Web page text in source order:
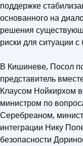
поддержке
основанного на
решения
риски для ситуации
В Кишиневе, Посол
представитель
Клаусом Нойкирхом
министром по
Серебреаном,
интеграции Нику
безопасности